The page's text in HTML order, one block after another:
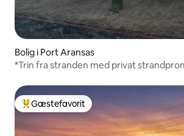
Bolig i Port Aransas
*Trin fra stranden med privat
Bedste gæstefavorit
Gæstefavorit